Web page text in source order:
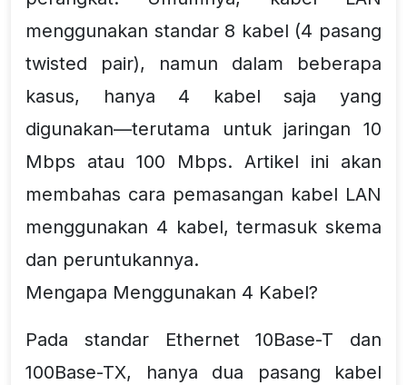
menggunakan standar 8 kabel (4 pasang
twisted pair), namun dalam beberapa
kasus, hanya 4 kabel saja yang
digunakan—terutama untuk jaringan 10
Mbps atau 100 Mbps. Artikel ini akan
membahas cara pemasangan kabel LAN
menggunakan 4 kabel, termasuk skema
dan peruntukannya.
Mengapa Menggunakan 4 Kabel?
Pada standar Ethernet 10Base-T dan
100Base-TX, hanya dua pasang kabel